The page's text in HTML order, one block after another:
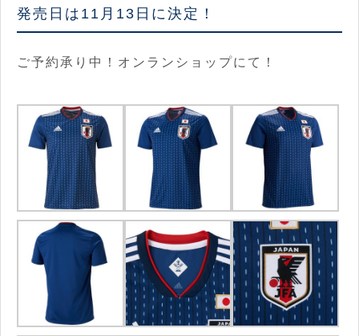
発売日は11月13日に決定！
ご予約承り中！オンランショップにて！